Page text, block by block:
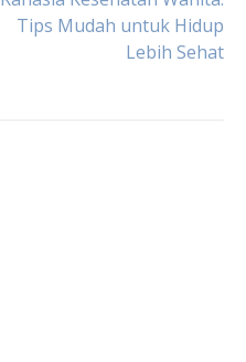
Tips Mudah untuk Hidup
Lebih Sehat